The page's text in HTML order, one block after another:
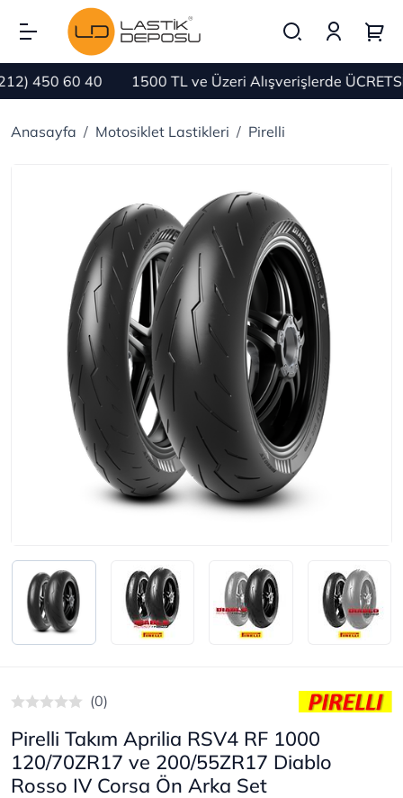
60 40 1500 TL ve Üzeri Alışverişlerde ÜCRETSİZ
Anasayfa Motosiklet Lastikleri Pirelli
(0)
Pirelli Takım Aprilia RSV4 RF 1000
120/70ZR17 ve 200/55ZR17 Diablo
Rosso IV Corsa Ön Arka Set